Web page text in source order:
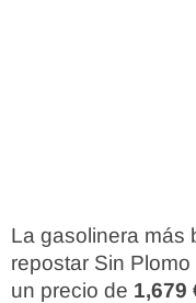
La gasolinera más
repostar Sin
un precio de 1,679